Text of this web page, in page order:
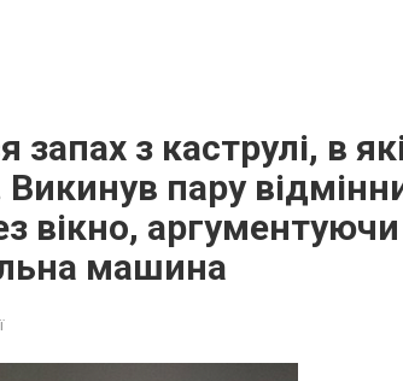
з каструлі, в
Викинув пару
вікно,
машина